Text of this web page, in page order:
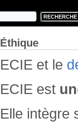
Éthique
ECIE et le
ECIE est
Elle intègre